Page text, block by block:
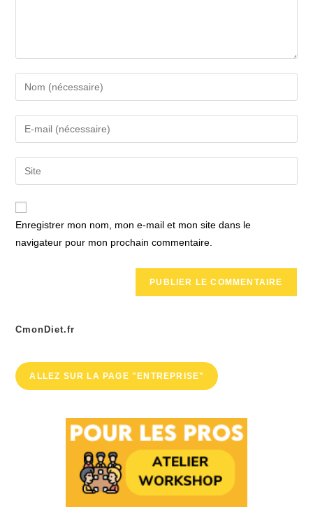
Enter
your
name
comment
Enter
your
email
address
comment
Saisir
l’URL
de
Enregistrer mon nom, mon e-mail et mon site dans le
navigateur pour mon prochain commentaire.
CmonDiet.fr
ALLEZ SUR LA PAGE "ENTREPRISE"